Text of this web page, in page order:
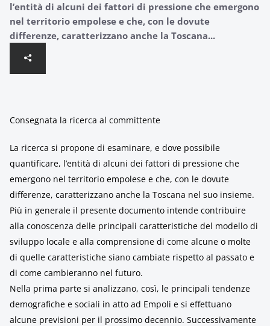
l’entità di alcuni dei fattori di pressione che emergono
nel territorio empolese e che, con le dovute
differenze, caratterizzano anche la Toscana...
Consegnata la ricerca al committente
La ricerca si propone di esaminare, e dove possibile
quantificare, l’entità di alcuni dei fattori di pressione che
emergono nel territorio empolese e che, con le dovute
differenze, caratterizzano anche la Toscana nel suo insieme.
Più in generale il presente documento intende contribuire
alla conoscenza delle principali caratteristiche del modello di
sviluppo locale e alla comprensione di come alcune o molte
di quelle caratteristiche siano cambiate rispetto al passato e
di come cambieranno nel futuro.
Nella prima parte si analizzano, così, le principali tendenze
demografiche e sociali in atto ad Empoli e si effettuano
alcune previsioni per il prossimo decennio. Successivamente